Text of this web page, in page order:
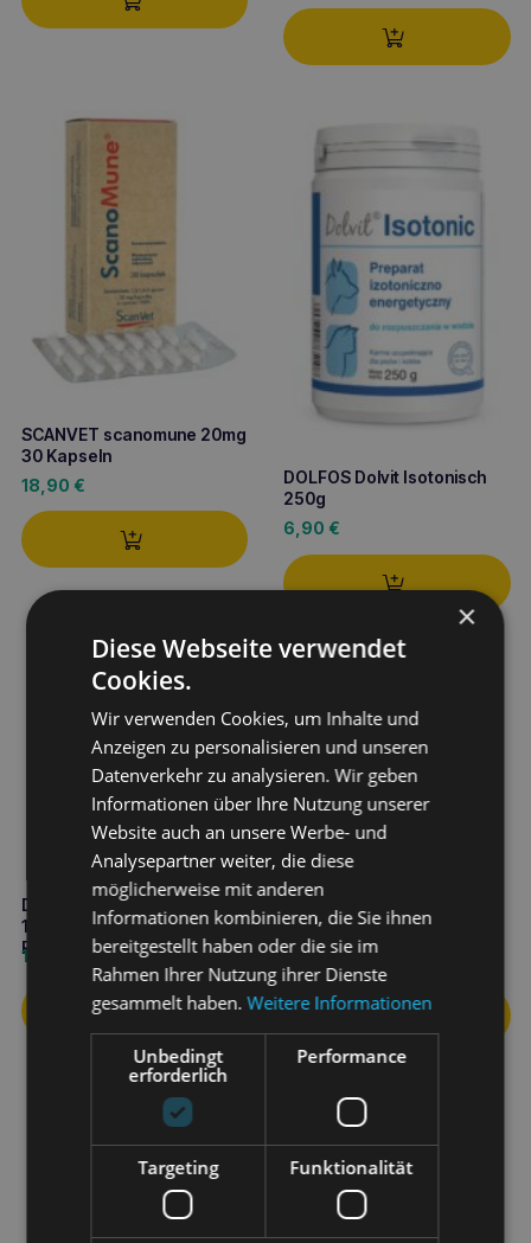
SCANVET scanomune 20mg
30 Kapseln
18,90 €
DOLFOS Dolvit Isotonisch
250g
6,90 €
DR SEIDEL Immuno Paste
105g für Immunität und
Rekonvaleszenz
12,90
diarsanyl® plus Paste 10 ml
×
Diese Webseite verwendet
Cookies.
Wir verwenden Cookies, um Inhalte und
Anzeigen zu personalisieren und unseren
Datenverkehr zu analysieren. Wir geben
Informationen über Ihre Nutzung unserer
Website auch an unsere Werbe- und
Analysepartner weiter, die diese
möglicherweise mit anderen
Informationen kombinieren, die Sie ihnen
bereitgestellt haben oder die sie im
Rahmen Ihrer Nutzung ihrer Dienste
gesammelt haben.Weitere Informationen
Unbedingt
erforderlich
Performance
Targeting Funktionalität